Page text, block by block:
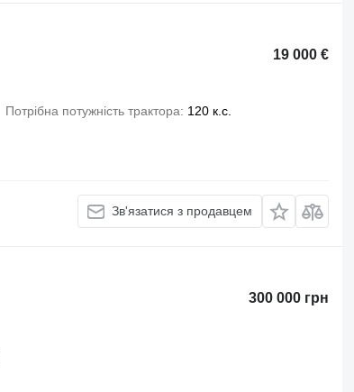
19 000 €
Потрібна потужність трактора
120 к.с.
Зв'язатися з продавцем
300 000 грн